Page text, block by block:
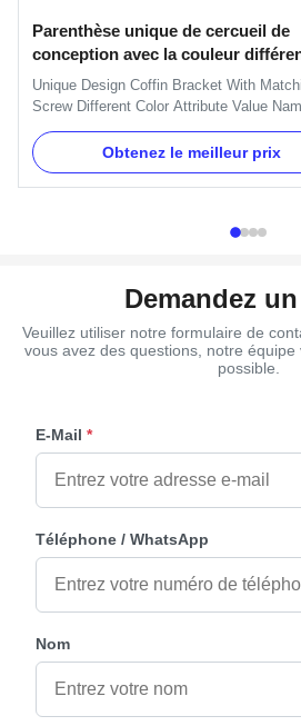
Parenthèse unique de cercueil de
conception avec la couleur
assortie de vis
Unique Design Coffin Bracket With
Screw Different Color Attribute Value
Coffin Bracket Color Gold, Silver Model
Bracket 6# - Cross Design Unique Design
Capacity 100000 pcs per week Packing
pcs in a poly bag Application Funeral
Obtenez le meilleur prix
Demandez
Veuillez utiliser notre formulaire de
vous avez des questions, notre
possible.
E-Mail *
Téléphone / WhatsApp
Nom